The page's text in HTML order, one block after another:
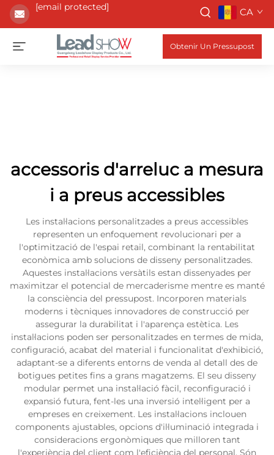
[email protected] CA
Obtenir Un Pressupost
accessoris d'arreluc a mesura
i a preus accessibles
Les instal·lacions personalitzades a preus accessibles
representen un enfoquement revolucionari per a
l'optimització de l'espai retail, combinant la rentabilitat
econòmica amb solucions de disseny personalitzades.
Aquestes instal·lacions versàtils estan dissenyades per
maximitzar el potencial de mercaderisme mentre es manté
la consciència del pressupost. Incorporen materials
moderns i tècniques innovadores de construcció per
assegurar la durabilitat i l'aparença estètica. Les
instal·lacions poden ser personalitzades en termes de mida,
configuració, acabat del material i funcionalitat d'exhibició,
adaptant-se a diferents entorns de venda al detall des de
botigues petites fins a grans magatzems. El seu disseny
modular permet una instal·lació fàcil, reconfiguració i
expansió futura, fent-les una inversió intel·ligent per a
empreses en creixement. Les instal·lacions inclouen
components ajustables, opcions d'il·luminació integrada i
consideracions ergonòmiques que milloren tant
l'experiència del client com l'eficiència del personal. Són